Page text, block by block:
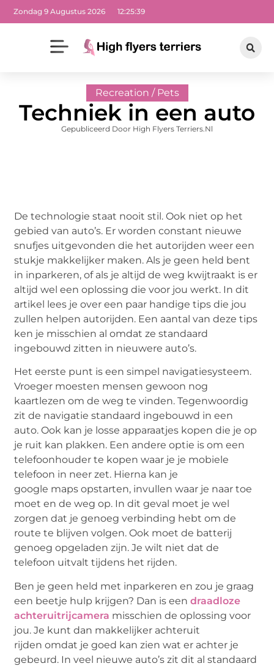
Zondag 9 Augustus 2026 12:25:40
Recreation / Pets
Techniek in een auto
Gepubliceerd Door High Flyers Terriers.nl
De technologie staat nooit stil. Ook niet op het
gebied van auto’s. Er worden constant nieuwe
snufjes uitgevonden die het autorijden weer een
stukje makkelijker maken. Als je geen held bent
in inparkeren, of als je altijd de weg kwijtraakt is er
altijd wel een oplossing die voor jou werkt. In dit
artikel lees je over een paar handige tips die jou
zullen helpen autorijden. Een aantal van deze tips
ken je misschien al omdat ze standaard
ingebouwd zitten in nieuwere auto’s.
Het eerste punt is een simpel navigatiesysteem.
Vroeger moesten mensen gewoon nog
kaartlezen om de weg te vinden. Tegenwoordig
zit de navigatie standaard ingebouwd in een
auto. Ook kan je losse apparaatjes kopen die je op
je ruit kan plakken. Een andere optie is om een
telefoonhouder te kopen waar je je mobiele
telefoon in neer zet. Hierna kan je
google maps opstarten, invullen waar je naar toe
moet en de weg op. In dit geval moet je wel
zorgen dat je genoeg verbinding hebt om de
route te blijven volgen. Ook moet de batterij
genoeg opgeladen zijn. Je wilt niet dat de
telefoon uitvalt tijdens het rijden.
Ben je geen held met inparkeren en zou je graag
een beetje hulp krijgen? Dan is eendraadloze
achteruitrijcamera misschien de oplossing voor
jou. Je kunt dan makkelijker achteruit
rijden omdat je goed kan zien wat er achter je
gebeurd. In veel nieuwe auto’s zit dit al standaard